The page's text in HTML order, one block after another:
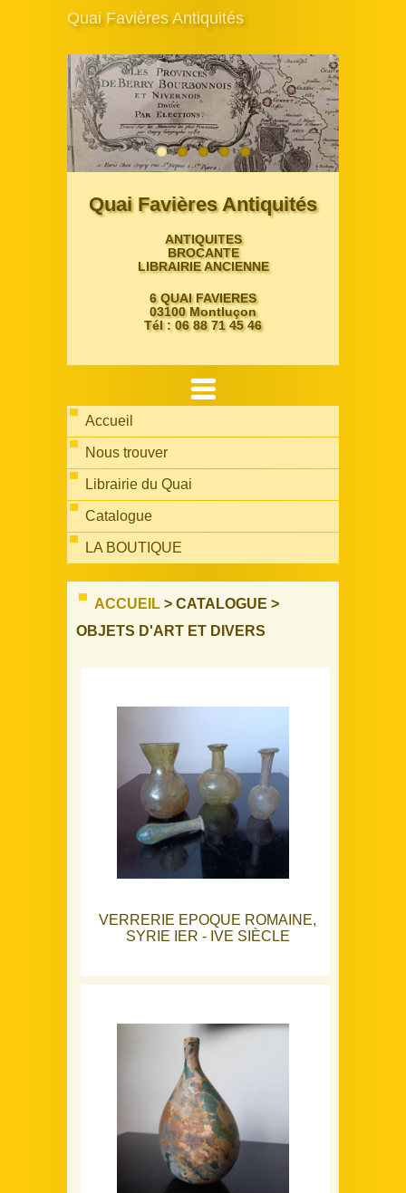
Quai Favières Antiquités
Quai Favières Antiquités
ANTIQUITES
BROCANTE
LIBRAIRIE ANCIENNE
6 QUAI FAVIERES
03100 Montluçon
Tél : 06 88 71 45 46
Accueil
Nous trouver
Librairie du Quai
Catalogue
LA BOUTIQUE
ACCUEIL > CATALOGUE >
OBJETS D'ART ET DIVERS
VERRERIE EPOQUE ROMAINE,
SYRIE IER - IVE SIÈCLE